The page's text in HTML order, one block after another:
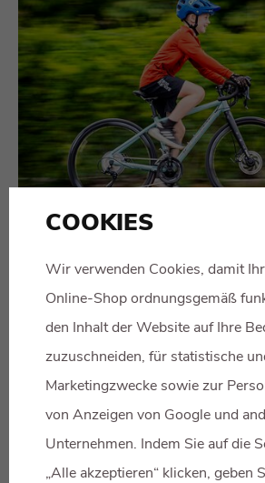
LERNEN SIE DAS BEANY ZEN
COOKIES
Wir verwenden Cookies, damit
Online-Shop ordnungsgemäß
den Inhalt der Website auf Ihre
zuzuschneiden, für statistische
Marketingzwecke sowie zur
von Anzeigen von Google und
Unternehmen. Indem Sie auf die
„Alle akzeptieren“ klicken, geben